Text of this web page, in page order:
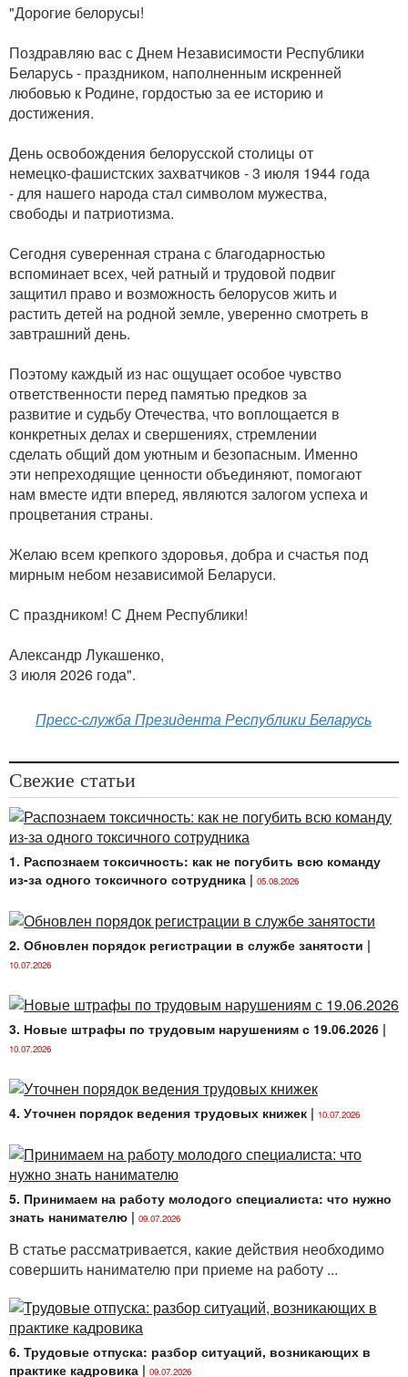
"Дорогие белорусы!
Поздравляю вас с Днем Независимости Республики
Беларусь - праздником, наполненным искренней
любовью к Родине, гордостью за ее историю и
достижения.
День освобождения белорусской столицы от
немецко-фашистских захватчиков - 3 июля 1944 года
- для нашего народа стал символом мужества,
свободы и патриотизма.
Сегодня суверенная страна с благодарностью
вспоминает всех, чей ратный и трудовой подвиг
защитил право и возможность белорусов жить и
растить детей на родной земле, уверенно смотреть в
завтрашний день.
Поэтому каждый из нас ощущает особое чувство
ответственности перед памятью предков за
развитие и судьбу Отечества, что воплощается в
конкретных делах и свершениях, стремлении
сделать общий дом уютным и безопасным. Именно
эти непреходящие ценности объединяют, помогают
нам вместе идти вперед, являются залогом успеха и
процветания страны.
Желаю всем крепкого здоровья, добра и счастья под
мирным небом независимой Беларуси.
С праздником! С Днем Республики!
Александр Лукашенко,
3 июля 2026 года".
Пресс-служба Президента Республики Беларусь
Свежие статьи
1. Распознаем токсичность: как не погубить всю команду
из-за одного токсичного сотрудника | 05.08.2026
2. Обновлен порядок регистрации в службе занятости |
10.07.2026
3. Новые штрафы по трудовым нарушениям с 19.06.2026 |
10.07.2026
4. Уточнен порядок ведения трудовых книжек | 10.07.2026
5. Принимаем на работу молодого специалиста: что нужно
знать нанимателю | 09.07.2026
В статье рассматривается, какие действия необходимо
совершить нанимателю при приеме на работу ...
6. Трудовые отпуска: разбор ситуаций, возникающих в
практике кадровика | 09.07.2026